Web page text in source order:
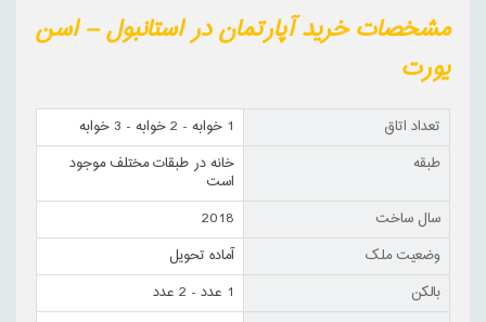
مشخصات خرید آپارتمان در استانبول – اسن
یورت
تعداد اتاق
1 خوابه - 2 خوابه - 3 خوابه
طبقه
خانه در طبقات مختلف موجود
است
سال ساخت
2018
وضعیت ملک
آماده تحویل
بالکن
1 عدد - 2 عدد